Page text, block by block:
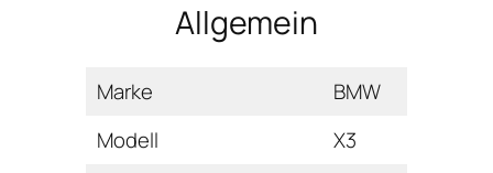
Allgemein
Marke
BMW
Modell
X3